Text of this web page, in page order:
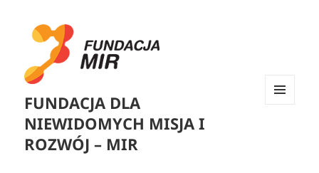
FUNDACJA DLA
NIEWIDOMYCH MISJA I
ROZWÓJ – MIR